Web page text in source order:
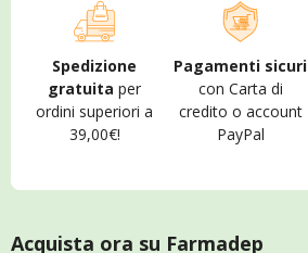
Spedizione
gratuita per
ordini superiori a
39,00€!
Pagamenti sicuri
con Carta di
credito o account
PayPal
Acquista ora su Farmadep